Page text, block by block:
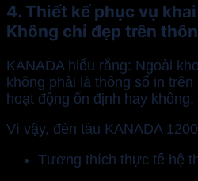
4. Thiết kế phục vụ
Không chỉ đẹp trên
KANADA hiểu rằng: Ngoài
không phải là thông số in
hoạt động ổn định hay không.
Vì vậy, đèn tàu KANADA
Tương thích thực tế hệ